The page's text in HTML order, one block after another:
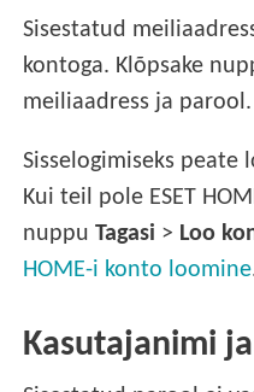
Sisestatud
kontoga. Klõpsake
meiliaadress ja parool.
Sisselogimiseks peate
Kui teil pole ESET
nuppuTagasi > Loo
HOME-i konto loomine
Kasutajanimi